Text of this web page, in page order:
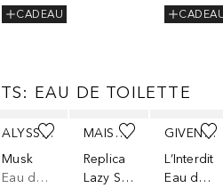
CADEAU
EAU DE TOILETTE
ALYSSA ASHLEY
Musk
Eau de toilette
MAISON MARGIELA
Replica
Lazy Sunday Morning
GIVENCHY
L’Interdit
Eau de Toilette